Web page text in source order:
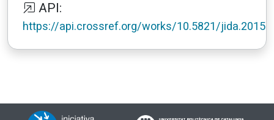
API:
https://api.crossref.org/works/10.5821/